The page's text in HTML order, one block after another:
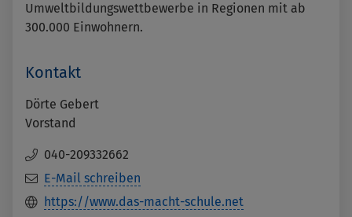
Umweltbildungswettbewerbe in Regionen mit ab
300.000 Einwohnern.
Kontakt
Dörte Gebert
Vorstand
040-209332662
E-Mail schreiben
https://www.das-macht-schule.net